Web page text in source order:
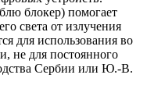
блокер) помогает
света от излучения
для использования во
не для постоянного
Сербии или Ю.-В.